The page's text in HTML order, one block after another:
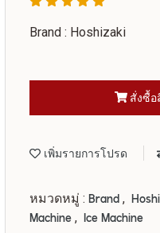
Brand : Hoshizaki
สั่งซื้
เพิ่มรายการโปรด
หมวดหมู่ : Brand ,
Machine , Ice Machine